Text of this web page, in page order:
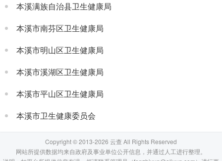
本溪满族自治县卫生健康局
本溪市南芬区卫生健康局
本溪市明山区卫生健康局
本溪市溪湖区卫生健康局
本溪市平山区卫生健康局
本溪市卫生健康委员会
Copyright © 2013-2026 云查 All Rights Reserved
网站所提供数据均来自政府及事业单位公开信息，并通过人工进行整理。